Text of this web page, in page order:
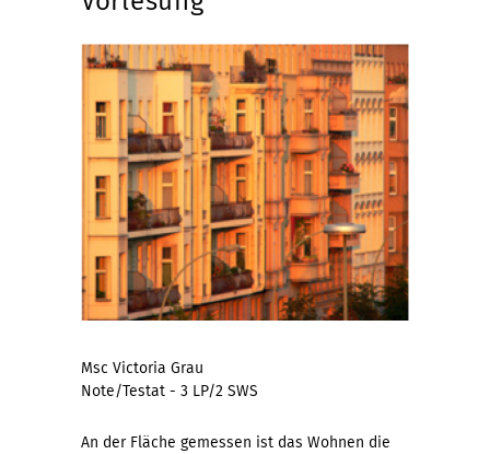
Msc Victoria Grau
Note/Testat - 3 LP/2 SWS
An der Fläche gemessen ist das Wohnen die